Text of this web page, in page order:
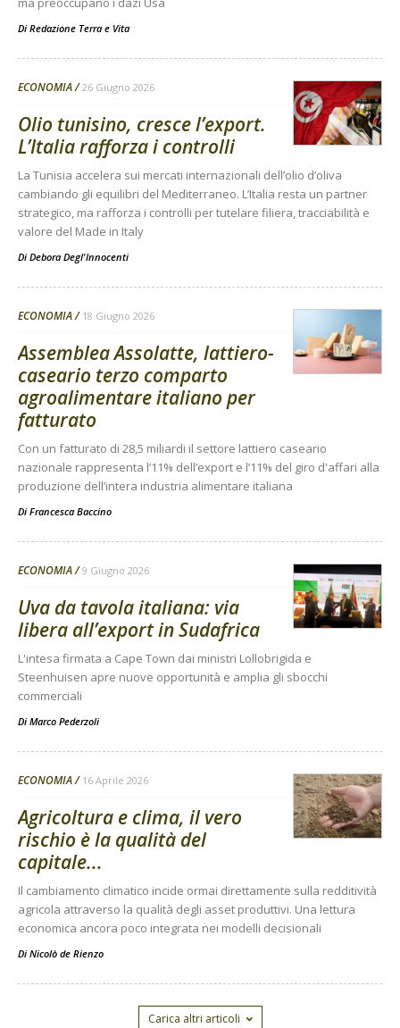
Di Redazione Terra e Vita
ECONOMIA 26 Giugno 2026
Olio tunisino, cresce l’export.
L’Italia rafforza i controlli
La Tunisia accelera sui mercati internazionali dell’olio d’oliva
cambiando gli equilibri del Mediterraneo. L’Italia resta un partner
strategico, ma rafforza i controlli per tutelare filiera, tracciabilità e
valore del Made in Italy
Di Debora Degl'Innocenti
ECONOMIA 18 Giugno 2026
Assemblea Assolatte, lattiero-
caseario terzo comparto
agroalimentare italiano per
fatturato
Con un fatturato di 28,5 miliardi il settore lattiero caseario
nazionale rappresenta l’11% dell’export e l’11% del giro d'affari alla
produzione dell’intera industria alimentare italiana
Di Francesca Baccino
ECONOMIA 9 Giugno 2026
Uva da tavola italiana: via
libera all’export in Sudafrica
L'intesa firmata a Cape Town dai ministri Lollobrigida e
Steenhuisen apre nuove opportunità e amplia gli sbocchi
commerciali
Di Marco Pederzoli
ECONOMIA 16 Aprile 2026
Agricoltura e clima, il vero
rischio è la qualità del
capitale...
Il cambiamento climatico incide ormai direttamente sulla redditività
agricola attraverso la qualità degli asset produttivi. Una lettura
economica ancora poco integrata nei modelli decisionali
Di Nicolò de Rienzo
Carica altri articoli